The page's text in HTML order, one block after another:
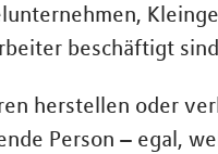
beschäftigt
herstellen oder
Person – egal,